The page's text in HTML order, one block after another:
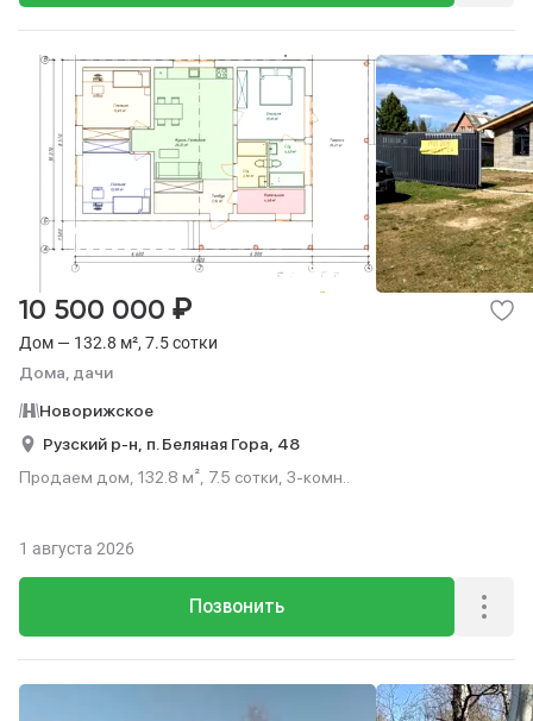
Дом — 132.8 м², 7.5 сотки
Дома, дачи
10 500 000 ₽
Новорижское
Рузский р-н, п. Беляная Гора, 48
Продаем дом, 132.8 м², 7.5 сотки, 3-комн..
Позвонить
1 августа 2026